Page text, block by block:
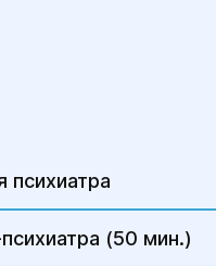
психиатра
(50 мин.)